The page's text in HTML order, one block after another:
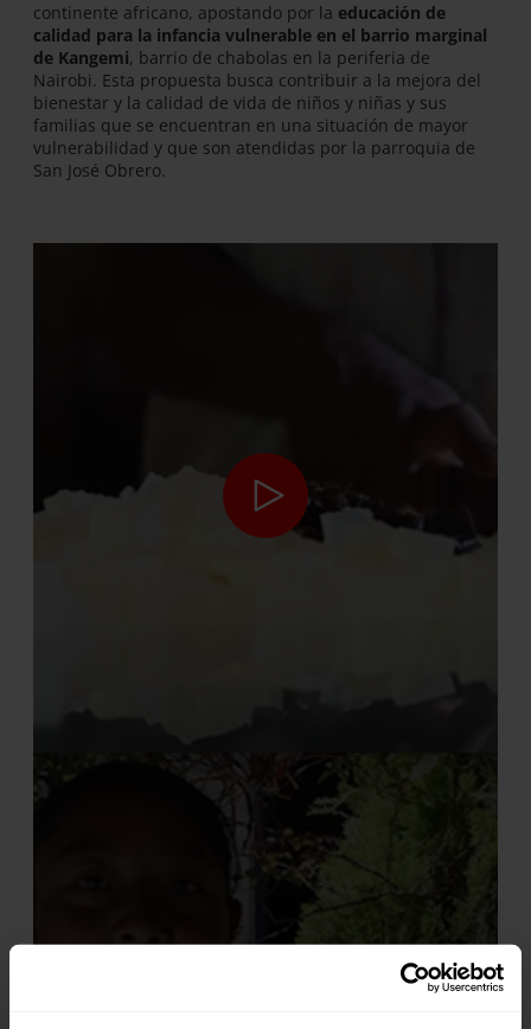
continente africano, apostando por la educación de
calidad para la infancia vulnerable en el barrio marginal
de Kangemi, barrio de chabolas en la periferia de
Nairobi. Esta propuesta busca contribuir a la mejora del
bienestar y la calidad de vida de niños y niñas y sus
familias que se encuentran en una situación de mayor
vulnerabilidad y que son atendidas por la parroquia de
San José Obrero.